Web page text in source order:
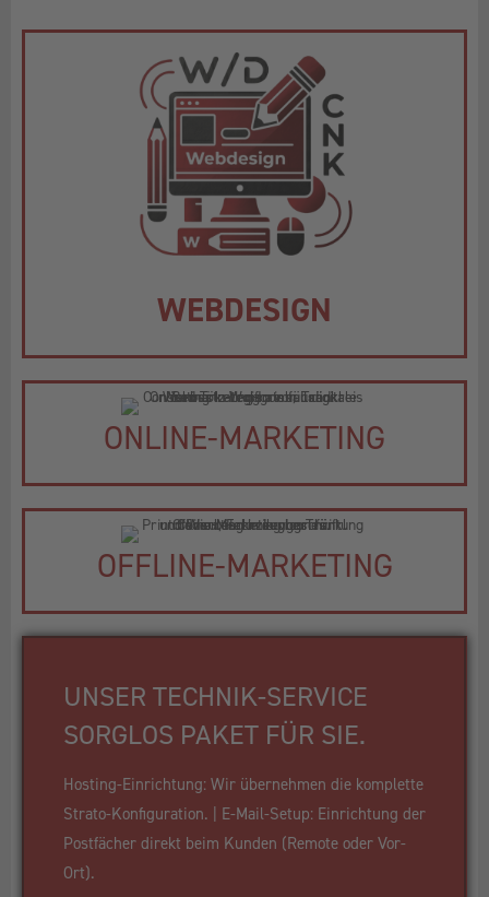
WEBDESIGN
ONLINE-MARKETING
OFFLINE-MARKETING
UNSER TECHNIK-SERVICE
SORGLOS PAKET FÜR SIE.
Hosting-Einrichtung: Wir übernehmen die komplette
Strato-Konfiguration. | E-Mail-Setup: Einrichtung der
Postfächer direkt beim Kunden (Remote oder Vor-
Ort).